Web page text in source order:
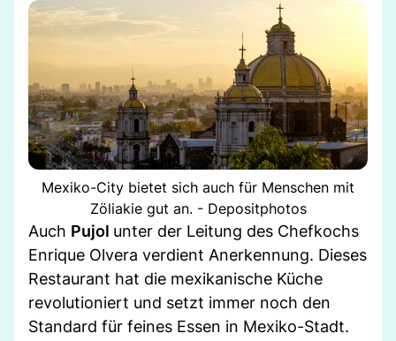
Mexiko-City bietet sich auch für Menschen mit
Zöliakie gut an. - Depositphotos
Auch Pujol unter der Leitung des Chefkochs
Enrique Olvera verdient Anerkennung. Dieses
Restaurant hat die mexikanische Küche
revolutioniert und setzt immer noch den
Standard für feines Essen in Mexiko-Stadt.